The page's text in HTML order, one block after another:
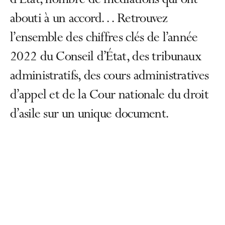
abouti à un accord… Retrouvez
l’ensemble des chiffres clés de l’année
2022 du Conseil d’État, des tribunaux
administratifs, des cours administratives
d’appel et de la Cour nationale du droit
d’asile sur un unique document.